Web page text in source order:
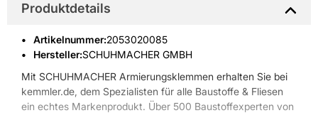
Produktdetails
Artikelnummer:2053020085
Hersteller:SCHUHMACHER GMBH
Mit SCHUHMACHER Armierungsklemmen erhalten Sie bei
kemmler.de, dem Spezialisten für alle Baustoffe & Fliesen
ein echtes Markenprodukt. Über 500 Baustoffexperten von